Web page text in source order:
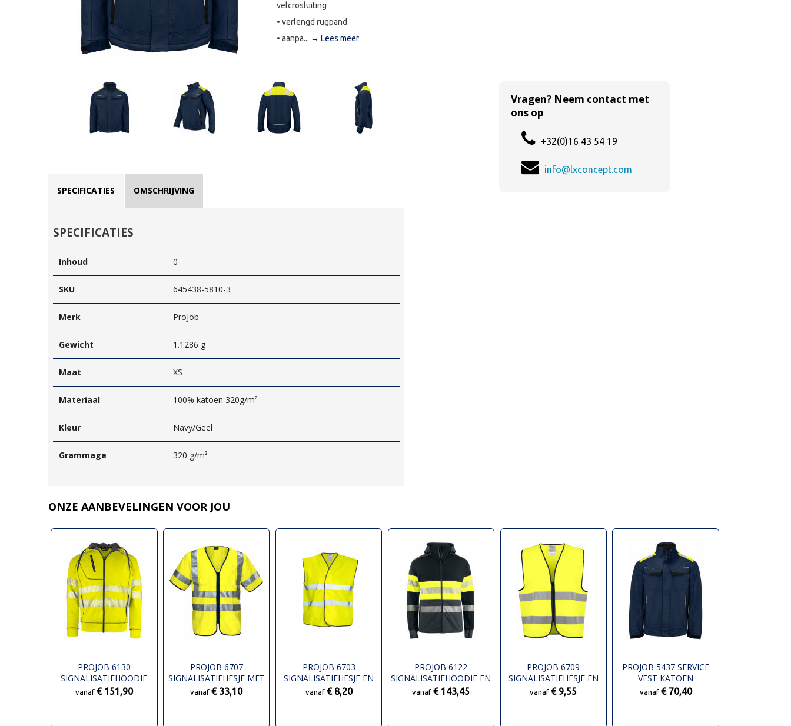
velcrosluiting
• verlengd rugpand
• aanpa... → Lees meer
SPECIFICATIES OMSCHRIJVING
SPECIFICATIES
Inhoud 0
SKU 645438-5810-3
Merk ProJob
Gewicht 1.1286 g
Maat XS
Materiaal 100% katoen 320g/m²
Kleur Navy/Geel
Grammage 320 g/m²
Vragen? Neem contact met
ons op
+32(0)16 43 54 19
info@lxconcept.com
ONZE AANBEVELINGEN VOOR JOU
PROJOB 6130
SIGNALISATIEHOODIE
GEVOERD EN ISO 20471
KLASSE 3/2
vanaf € 151,90
PROJOB 6707
SIGNALISATIEHESJE MET
MOUWEN EN ISO 20471
KLASSE 3
vanaf€ 33,10
PROJOB 6703
SIGNALISATIEHESJE EN
ISO 20471 KLASSE 2
vanaf € 8,20
PROJOB 6122
SIGNALISATIEHOODIE EN
ISO 20471 KLASSE 1
vanaf€ 143,45
PROJOB 6709
SIGNALISATIEHESJE EN
ISO 20471 KLASSE 2
vanaf€ 9,55
PROJOB 5437 SERVICE
VEST KATOEN
vanaf € 70,40